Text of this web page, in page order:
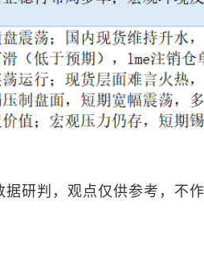
据研判，观点仅供参考，不